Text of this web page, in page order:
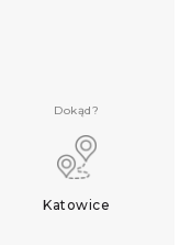
Dokąd?
Katowice